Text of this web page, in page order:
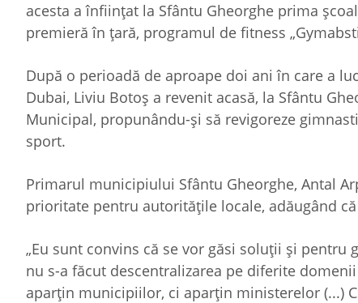
acesta a înfiinţat la Sfântu Gheorghe prima
premieră în ţară, programul de fitness
După o perioadă de aproape doi ani în care a
Dubai, Liviu Botoş a revenit acasă, la Sfântu
Municipal, propunându-şi să revigoreze
sport.
Primarul municipiului Sfântu Gheorghe, Antal
prioritate pentru autorităţile locale, adăugând
„Eu sunt convins că se vor găsi soluţii şi
nu s-a făcut descentralizarea pe diferite
aparţin municipiilor, ci aparţin ministerelor (...)